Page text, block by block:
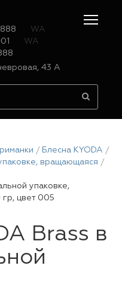
WA
WA
43 А
Блесна KYODA
вращающаяся
упаковке,
цвет 005
Brass в